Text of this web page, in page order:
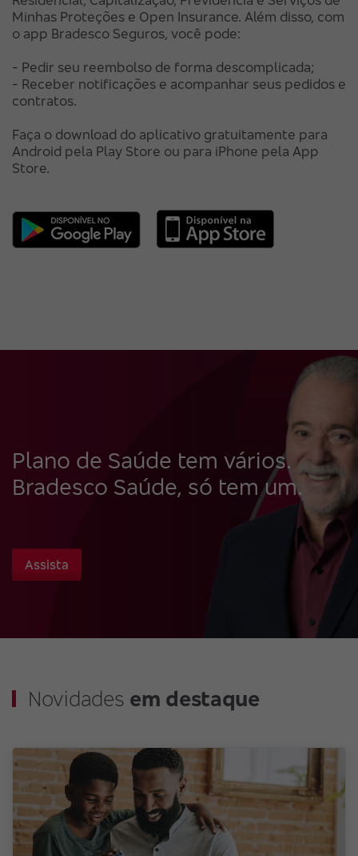
Minhas Proteções e Open Insurance. Além disso, com
o app Bradesco Seguros, você pode:
- Pedir seu reembolso de forma descomplicada;
- Receber notificações e acompanhar seus pedidos e
contratos.
Faça o download do aplicativo gratuitamente para
Android pela Play Store ou para iPhone pela App
Store.
Plano de Saúde tem vários.
Bradesco Saúde, só tem um.
Assista
Novidades em destaque